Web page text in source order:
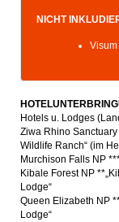
NICHT
Hotels u. Lodges
Ziwa Rhino Sanctuary
Wildlife Ranch“ (im
Murchison Falls NP
Kibale Forest NP
Lodge“
Queen Elizabeth NP
Lodge“